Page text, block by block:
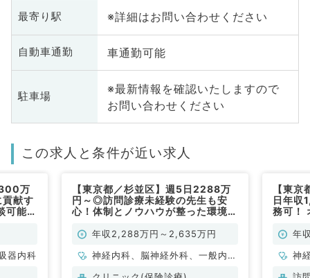
最寄り駅 ※詳細はお問い合わせください
自動車通勤 車通勤可能
駐車場
※最新情報を確認いたしますので
お問い合わせください
この求人と条件が近い求人
万
献す
可能
器内科
【東京都／杉並区】週5日2288万
円～◎訪問診療未経験の先生も安
心！体制とノウハウが整った環境＆
系・外科系／常勤）
年収2,288万円～2,635万円
神経内科、脳神経外科、一般内
科、老年内科、外科系全般、一般
【東
日年収
務可！
常勤）
年
神
循